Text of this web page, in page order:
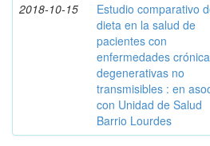
2018-10-15
Estudio comparativo
dieta en la salud de
pacientes con
enfermedades
degenerativas no
transmisibles : en
con Unidad de Salud
Barrio Lourdes